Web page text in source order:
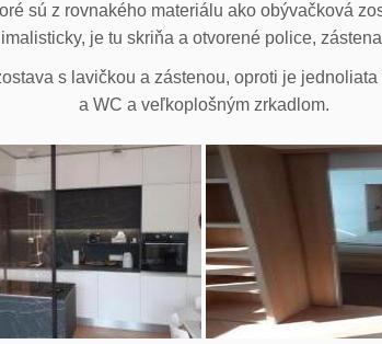
sú z rovnakého materiálu ako obývačková
je tu skriňa a otvorené police,
s lavičkou a zástenou, oproti je
a WC a veľkoplošným zrkadlom.